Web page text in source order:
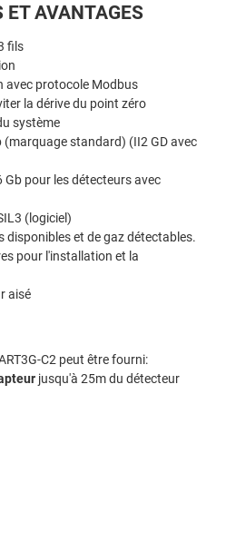
AVANTAGES
fils
avec protocole Modbus
la dérive du point zéro
système
(marquage standard) (II2 GD avec
Gb pour les détecteurs avec
(logiciel)
disponibles et de gaz détectables.
pour l'installation et la
aisé
C2 peut être fourni:
jusqu'à 25m du détecteur